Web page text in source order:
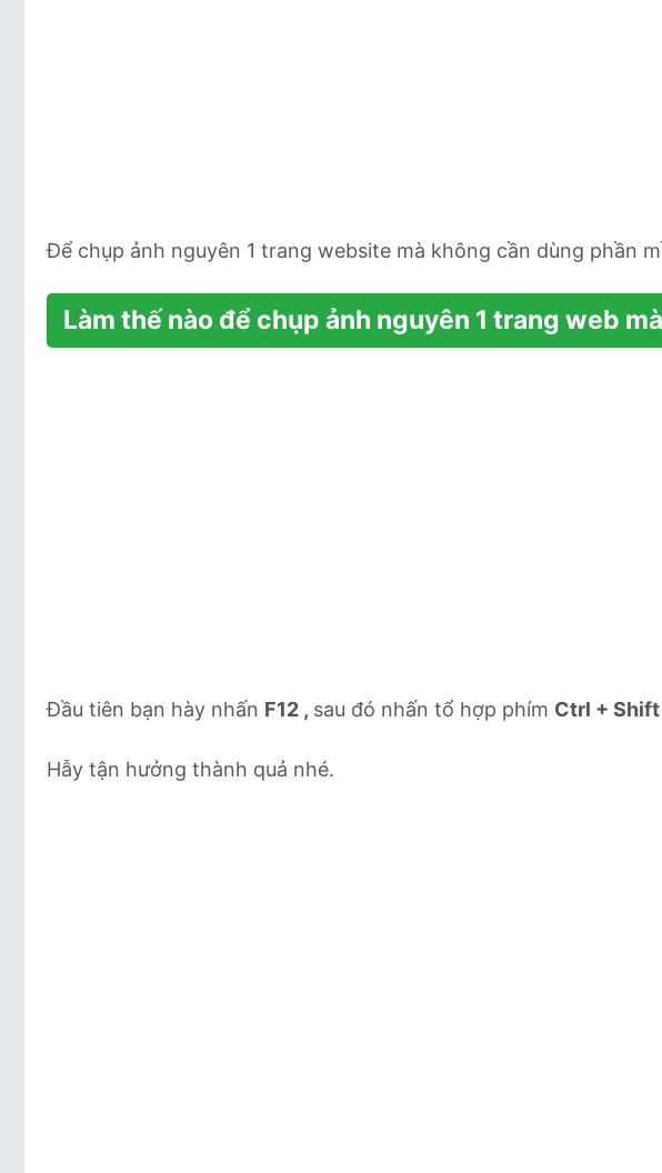
Để chụp ảnh nguyên 1 trang website mà không cần dùng phần
Làm thế nào để chụp ảnh nguyên 1 trang web
Đầu tiên bạn hày nhấn F12 , sau đó nhấn tổ hợp phím Ctrl + Shift
Hẫy tận hưởng thành quả nhé.